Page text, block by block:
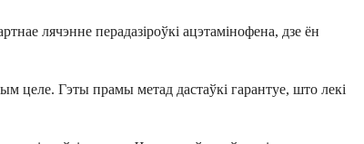
лячэнне перадазіроўкі ацэтамінофена, дзе ён
целе. Гэты прамы метад дастаўкі гарантуе, што лекі